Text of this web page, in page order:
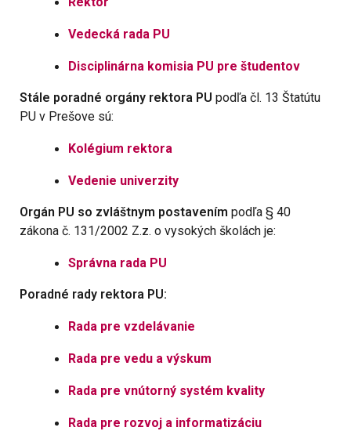
Vedecká rada PU
Disciplinárna komisia PU pre študentov
Stále poradné orgány rektora PU podľa čl. 13 Štatútu
PU v Prešove sú:
Kolégium rektora
Vedenie univerzity
Orgán PU so zvláštnym postavením podľa § 40
zákona č. 131/2002 Z.z. o vysokých školách je:
Správna rada PU
Poradné rady rektora PU:
Rada pre vzdelávanie
Rada pre vedu a výskum
Rada pre vnútorný systém kvality
Rada pre rozvoj a informatizáciu